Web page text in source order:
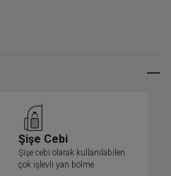
Şişe Cebi
Şişe cebi olarak kullanılabilen
çok işlevli yan bölme